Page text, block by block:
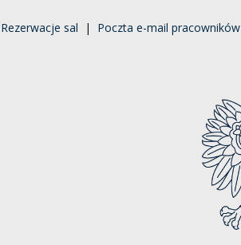
Rezerwacje sal | Poczta e-mail pracowników